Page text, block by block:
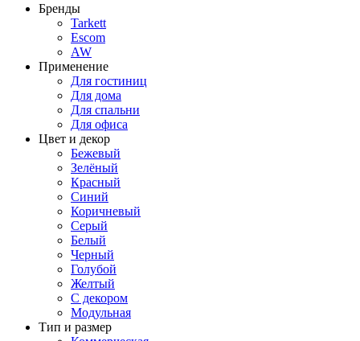
Бренды
Tarkett
Escom
AW
Применение
Для гостиниц
Для дома
Для спальни
Для офиса
Цвет и декор
Бежевый
Зелёный
Красный
Синий
Коричневый
Серый
Белый
Черный
Голубой
Желтый
С декором
Модульная
Тип и размер